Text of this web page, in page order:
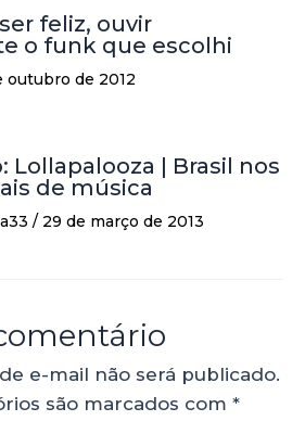
feliz, ouvir
o funk que escolhi
outubro de 2012
Lollapalooza | Brasil nos
de música
/ 29 de março de 2013
e-mail não será publicado.
são marcados com *